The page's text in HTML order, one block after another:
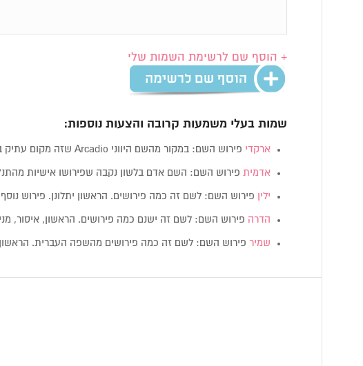
+ הוסף שם לרשימת השמות שלי
שמות בעלי משמעות קרובה והצעות נוספות:
ארקדי פירוש השם: במקור מהשם היווני Arcadio שזה מקום עתיק במרכז יוון…
אדמית פירוש השם: השם אדם בלשון נקבה שפירושו אישיות
ילין פירוש השם: לשם זה כמה פירושים. הראשון יתלונן. פירוש
הדרה פירוש השם: לשם זה ישנם כמה פירושים. הראשון, איסור,
שמיר פירוש השם: לשם זה כמה פירושים מהשפה העברית.